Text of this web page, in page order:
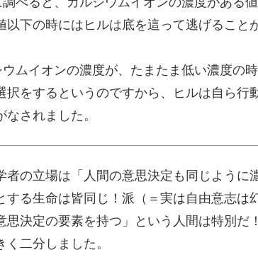
以下の時にはヒルは底を這って逃げること
ムイオンの濃度が、たまたま低い濃度の
択をするというのですから、ヒルは自ら行
されました。
者の立場は「人間の意思決定も同じように
する生命は皆同じ！派（＝実は自由意志は
思決定の要素を持つ」という人間は特別だ
二分しました。